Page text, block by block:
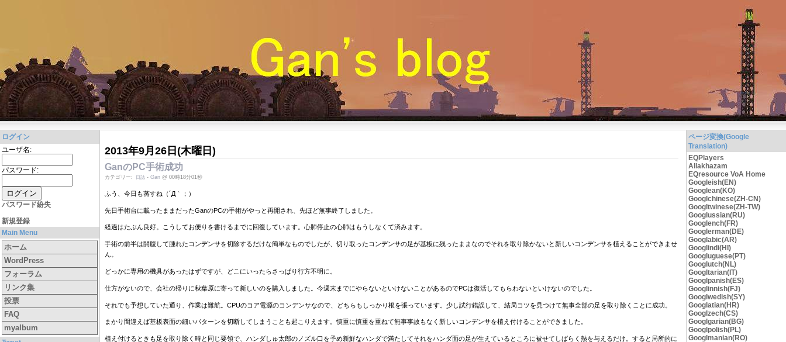
ログイン
ユーザ名:
パスワード:
パスワード紛失
新規登録
Main Menu
ホーム
WordPress
フォーラム
リンク集
投票
FAQ
myalbum
2013年9月26日(木曜日)
GanのPC手術成功
カテゴリー: 日誌 - Gan @ 00時18分01秒
ふう、今日も蒸すね（´Д｀；）
先日手術台に載ったままだったGanのPCの手術がやっと再開され、先ほど無事終了しました。
経過はたぶん良好。こうしてお便りを書けるまでに回復しています。心肺停止の心肺はもうしなくて済みます。
手術の前半は開腹して腫れたコンデンサを切除するだけな簡単なものでしたが、切り取ったコンデンサの足が基板に残ったままなのでそれを取り除かないと新しいコンデンサを植えることができませ
ん。
どっかに専用の機具があったはずですが、どこにいったらさっぱり行方不明に。
仕方がないので、会社の帰りに秋葉原に寄って新しいのを購入しました。今週末までにやらないといけないことがあるのでPCは復活してもらわないといけないのでした。
それでも予想していた通り、作業は難航。CPUのコア電源のコンデンサなので、どちらもしっかり根を張っています。少し試行錯誤して、結局コツを見つけて無事全部の足を取り除くことに成功。
まかり間違えば基板表面の細いパターンを切断してしまうことも起こりえます。慎重に慎重を重ねて無事事故もなく新しいコンデンサを植え付けることができました。
植え付けるときも足を取り除く時と同じ要領で、ハンダしゅ太郎のノズル口を予め新鮮なハンダで満たしてそれをハンダ面の足が生えているところに被せてしばらく熱を与えるだけ。すると局所的に
ページ変換(Google
Translation)
EQPlayers
Allakhazam
EQresource VoA Home
Googleish(EN)
Googlean(KO)
Googlchinese(ZH-CN)
Googltwinese(ZH-TW)
Googlussian(RU)
Googlench(FR)
Googlerman(DE)
Googlabic(AR)
Googlindi(HI)
Googluguese(PT)
Googlutch(NL)
Googltarian(IT)
Googlpanish(ES)
Googlinnish(FJ)
Googlwedish(SY)
Googlatian(HR)
Googlzech(CS)
Googlgarian(BG)
Googlpolish(PL)
Googlmanian(RO)